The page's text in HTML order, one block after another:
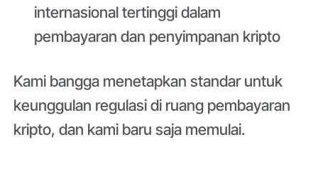
internasional tertinggi dalam
pembayaran dan penyimpanan kripto
Kami bangga menetapkan standar untuk
keunggulan regulasi di ruang pembayaran
kripto, dan kami baru saja memulai.